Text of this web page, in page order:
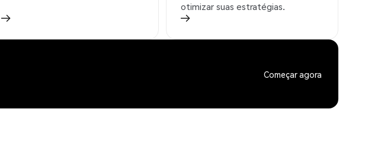
otimizar suas estratégias.
Começar agora